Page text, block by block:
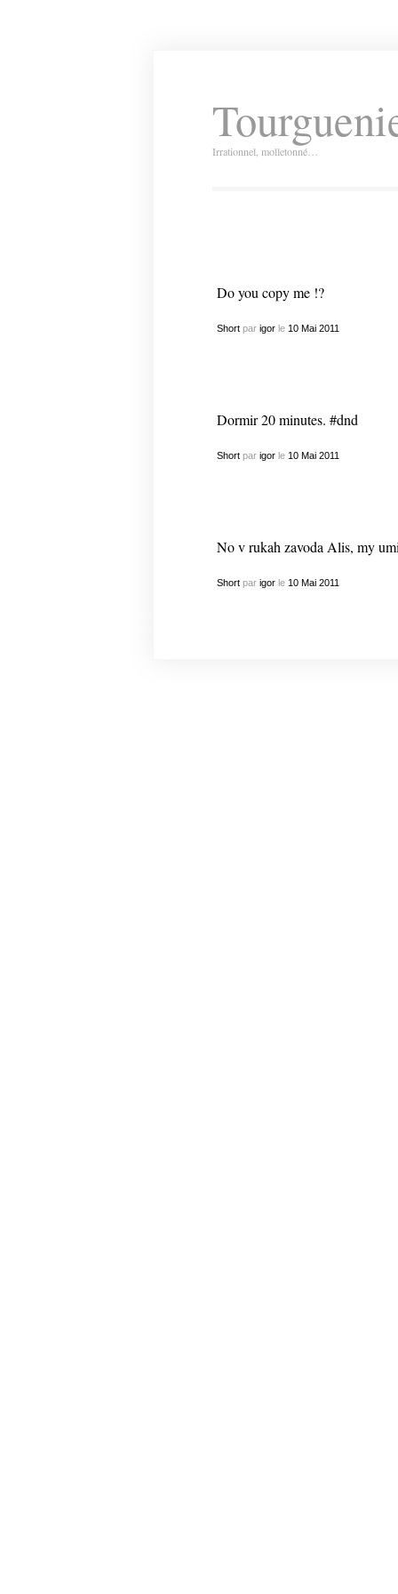
Irrationnel, molletonné…
Do you copy me !?
Shortpar igorle 10 Mai 2011
Dormir 20 minutes. #dnd
Shortpar igorle 10 Mai 2011
No v rukah zavoda Alis, my
Shortpar igorle 10 Mai 2011